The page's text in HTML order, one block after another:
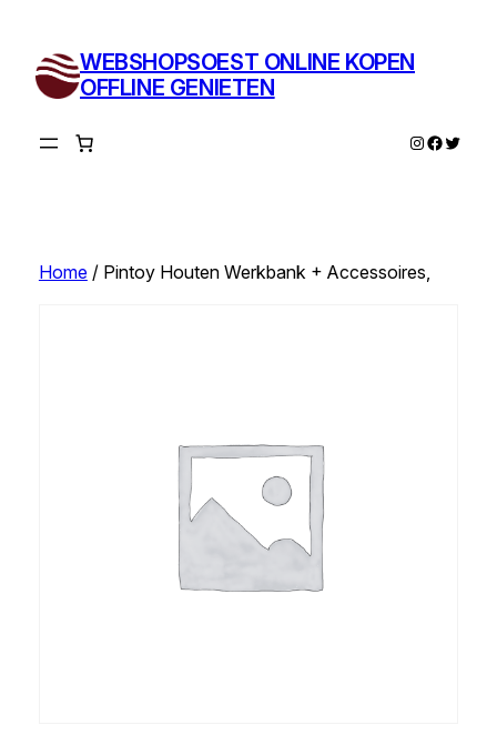
inhoud
WEBSHOPSOEST ONLINE KOPEN
OFFLINE GENIETEN
Instagram
Twitter
Home/ Pintoy Houten Werkbank + Accessoires,